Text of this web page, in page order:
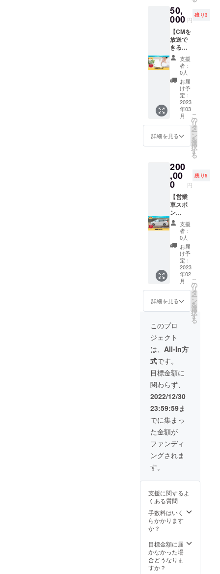
酸化チ
タン、
酸化ト
リウ
ム、ア
ルギニ
ン、タ
マリン
ドガ
ム、マ
ルトマ
ルトグ
キスト
リン、
ウンカ
リアト
メント
サエキ
ス、ア
Na ・内
容量 :
50g
品等を
変色さ
せるお
それが
ありま
す。目
立たな
い場所
で試し
てから
ご使用
下さ
い。人
体や
ペット
はあり
ません
途以外
に使用
しない
で下さ
い。も
し目や
鼻に
入った
場合
は、直
ちに水
で洗い
流して
下さ
い。 ▼
用途
ペット
レ、
ペット
ペット
の小屋
などの
消臭除
菌や清
掃な
ど、あ
らゆる
用途で
ご使用
いただ
けま
す。 ▼
使用方
法 使用
前によ
く振
り、対
れた所
から均
一にス
プレー
して下
清掃の
場合は
スプ
レーし
ます。
お断り
させて
いただ
いた場
合にお
いても
返金は
いたし
かねま
す。 一
般社団
法人い
のちこ
e
https://
www.yo
om/cha
nnel/UC
x0MXB
6y9t4X
aLccN3
O59Aw
いただ
いた場
合にお
いても
返金は
いたし
かねま
す。 ※
掲載期
間は
2023年
2月～
2024年
1月まで
の1年間
㎝×30㎝
・上記
パネル
に個
人・企
業スポ
ンサー
支援者
様みな
さまの
お名前
を掲載
しま
す。 ※
掲載す
る企業
名は備
ださ
い。 ※
ネット
ワーク
販売ま
たは企
業イ
メージ
が相違
する場
合等、
お断り
させて
いただ
く場合
があり
ます。
お断り
いた場
いても
返金は
いたし
かねま
す。 ※
掲載期
間は
2023年
2024年
1月まで
の1年間
です。
利で
す。 保
護猫活
動や
ペット
のこと
など何
でもご
相談い
ただけ
ます。
■詳細
・日
程：別
途調整
・時
間：15
ンライ
ン
(zoom)
または
いすみ
動物病
院 ※詳
細は
メール
にて調
整いた
しま
す。 ※
対面で
の場
合、現
地まで
の交通
担くだ
さい。
※有効期
限は、
2023年
2月～
2024年
1月まで
の1年間
です。
50,
000 円
残り3
【CMを
放送で
きる
権】 い
すみ動
物病院
内のモ
ニター
でCMを
放送で
きる権
利で
す。 ご
用意い
ただい
たCMを
方の待
ち時間
にご覧
いただ
けま
す。 ■
詳細 ・
時間：
10秒～
30秒程
度 ・頻
度：診
療時間
内で60
分に1回
程度 ・
期間：
2023年
3月（予
定）よ
り1ヶ月
間 ・
CMはご
準備く
ださ
い。 ・
CM動画
につい
て：音
声なし
動画
（ナ
レー
ション
などが
ある場
合のテ
ロップ
で承り
す）、
10秒～
30秒程
度 ・
CM納
データ
（MP4
）にて
お願い
支援
者：
0人
お届
け予
定：
2023
年03
月
詳細を見る
こ
の
リ
タ
ー
ン
を
選
択
す
る
200
,00
0 円
残り5
【営業
車スポ
ン
サー】
いすみ
動物病
院営業
車スポ
ンサー
になれ
る権利
です。
いすみ
動物病
院の営
業車に
あなた
の会社
のお名
前を掲
載いた
しま
す。 ■
詳細 ・
掲載方
法：企
業名を
ステッ
カーに
して車
体に貼
る ・サ
イズ：
横
10cm（
・掲載
期間：
2023年
2月～
2024年
の1年間
※掲載内
容は
メール
支援
者：
0人
お届
け予
定：
2023
年02
月
詳細を見る
こ
の
リ
タ
ー
ン
を
選
択
す
る
このプロ
ジェクト
は、 All-In方
式です。
目標金額に
関わらず、
2022/12/30
23:59:59ま
でに集まっ
た金額が
ファンディ
ングされま
す。
支援に関するよ
くある質問
手数料はいく
らかかります
か？
目標金額に届
かなかった場
合どうなりま
すか？